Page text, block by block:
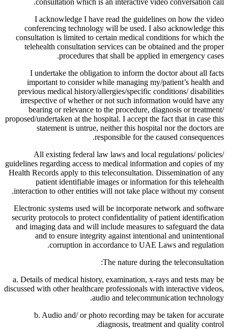
consultation which is an interactive video conversation call.
I acknowledge I have read the guidelines on how the video
conferencing technology will be used. I also acknowledge this
consultation is limited to certain medical conditions for which the
telehealth consultation services can be obtained and the proper
procedures that shall be applied in emergency cases.
I undertake the obligation to inform the doctor about all facts
important to consider while managing my/patient’s health and
previous medical history/allergies/specific conditions/ disabilities
irrespective of whether or not such information would have any
bearing or relevance to the procedure, diagnosis or treatment/
proposed/undertaken at the hospital. I accept the fact that in case this
statement is untrue, neither this hospital nor the doctors are
responsible for the caused consequences.
All existing federal law laws and local regulations/ policies/
guidelines regarding access to medical information and copies of my
Health Records apply to this teleconsultation. Dissemination of any
patient identifiable images or information for this telehealth
interaction to other entities will not take place without my consent.
Electronic systems used will be incorporate network and software
security protocols to protect confidentiality of patient identification
and imaging data and will include measures to safeguard the data
and to ensure integrity against intentional and unintentional
corruption in accordance to UAE Laws and regulation.
The nature during the teleconsultation:
a. Details of medical history, examination, x-rays and tests may be
discussed with other healthcare professionals with interactive videos,
audio and telecommunication technology.
b. Audio and/ or photo recording may be taken for accurate
diagnosis, treatment and quality control.